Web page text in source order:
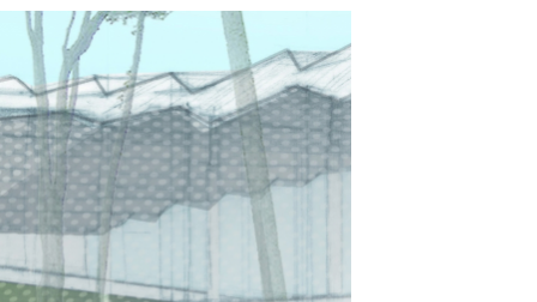
CULTURE : SAME SKY